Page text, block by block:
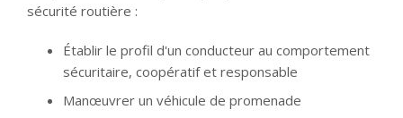
sécurité routière :
Établir le profil d'un conducteur au comportement
sécuritaire, coopératif et responsable
Manœuvrer un véhicule de promenade